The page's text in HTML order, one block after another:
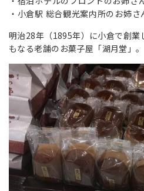
小倉駅 総合観光案内所のお姉さ
明治28年（1895年）に小倉で創業
もなる老舗のお菓子屋「湖月堂」。